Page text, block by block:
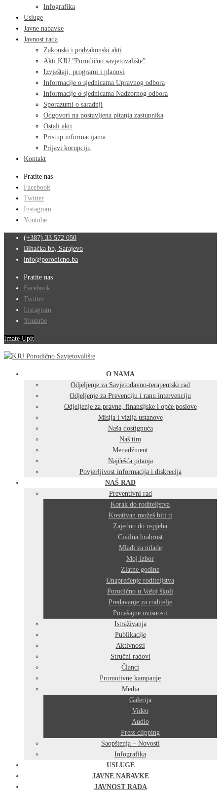
Infografika
Usluge
Javne nabavke
Javnost rada
Zakonski i podzakonski akti
Akti KJU ”Porodično savjetovalište”
Izvještaji, programi i planovi
Informacije o sjednicama Upravnog odbora
Informacije o sjednicama Nadzornog odbora
Sporazumi o saradnji
Odgovori na postavljena pitanja zastupnika
Ostali akti
Pristup informacijama
Prijavi korupciju
Kontakt
Pratite nas
Facebook
Twitter
Instagram
Youtube
(+387) 33 572 050
Bihaćka bb, Sarajevo
info@porodicno.ba
Pratite nas
Facebook
Twitter
Instagram
Youtube
Imate Upit
O NAMA
Odjeljenje za Savjetodavno-terapeutski rad
Odjeljenje za Prevenciju i ranu intervenciju
Odjeljenje za pravne, finansijske i opće poslove
Misija i vizija ustanove
Naša dostignuća
Naš tim
Menadžment
Najčešća pitanja
Povjerljivost informacija i diskrecija
NAŠ RAD
Preventivni rad
Korak do roditeljstva
Kreativan možeš biti ti
Zajedno do uspjeha
Civilna hrabrost
Mladi za mlade
Moj izbor
Zlatne godine
Unapređenje roditeljstva
Porodično u Vašoj školi
Predavanje za roditelje
Ponašajne ovisnosti
Istraživanja
Publikacije
Aktivnosti
Stručni radovi
Članci
Promotivne kampanje
Media
Galerija
Video
Audio
Press clipping
Saopštenja – Novosti
Infografika
USLUGE
JAVNE NABAVKE
JAVNOST RADA